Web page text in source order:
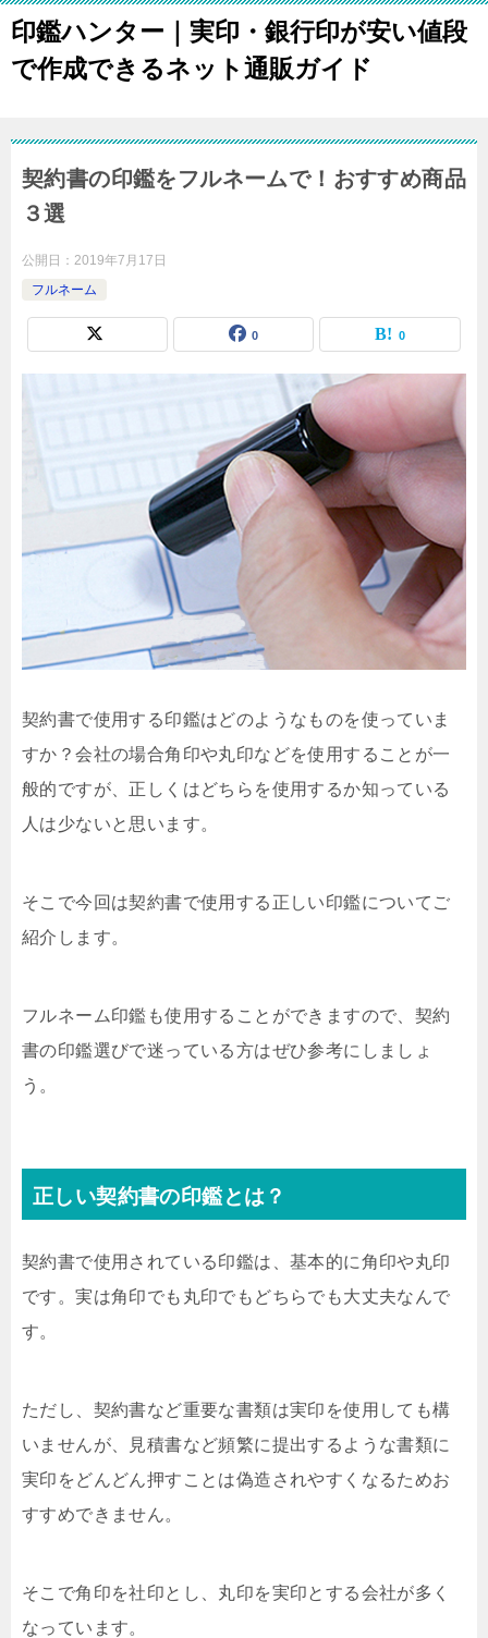
印鑑ハンター｜実印・銀行印が安い値段
で作成できるネット通販ガイド
契約書の印鑑をフルネームで！おすすめ商品
３選
公開日： 2019年7月17日
フルネーム
0 0
契約書で使用する印鑑はどのようなものを使っていま
すか？会社の場合角印や丸印などを使用することが一
般的ですが、正しくはどちらを使用するか知っている
人は少ないと思います。
そこで今回は契約書で使用する正しい印鑑についてご
紹介します。
フルネーム印鑑も使用することができますので、契約
書の印鑑選びで迷っている方はぜひ参考にしましょ
う。
正しい契約書の印鑑とは？
契約書で使用されている印鑑は、基本的に角印や丸印
です。実は角印でも丸印でもどちらでも大丈夫なんで
す。
ただし、契約書など重要な書類は実印を使用しても構
いませんが、見積書など頻繁に提出するような書類に
実印をどんどん押すことは偽造されやすくなるためお
すすめできません。
そこで角印を社印とし、丸印を実印とする会社が多く
なっています。